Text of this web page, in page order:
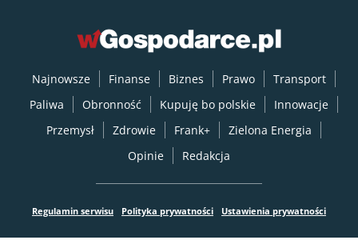
Najnowsze Finanse Biznes Prawo
Transport
Paliwa
Obronność Kupuję bo polskie
Innowacje
Przemysł
Zdrowie Frank+
Zielona Energia
Opinie
Redakcja
Regulamin serwisu Polityka prywatności Ustawienia prywatności